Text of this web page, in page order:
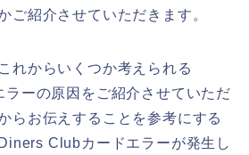
ご紹介させていただきます。
れからいくつか考えられる
ーの原因をご紹介させていただ
らお伝えすることを参考にする
Clubカードエラーが発生し